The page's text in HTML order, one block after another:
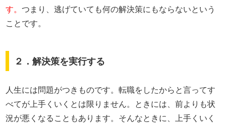
す。つまり、逃げていても何の解決策にもならないという
ことです。
２．解決策を実行する
人生には問題がつきものです。転職をしたからと言ってす
べてが上手くいくとは限りません。ときには、前よりも状
況が悪くなることもあります。そんなときに、上手くいく